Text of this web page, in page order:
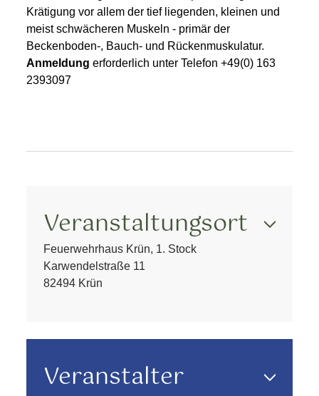
Krätigung vor allem der tief liegenden, kleinen und
meist schwächeren Muskeln - primär der
Beckenboden-, Bauch- und Rückenmuskulatur.
Anmeldung erforderlich unter Telefon +49(0) 163
2393097
Veranstaltungsort
Feuerwehrhaus Krün, 1. Stock
Karwendelstraße 11
82494 Krün
Veranstalter